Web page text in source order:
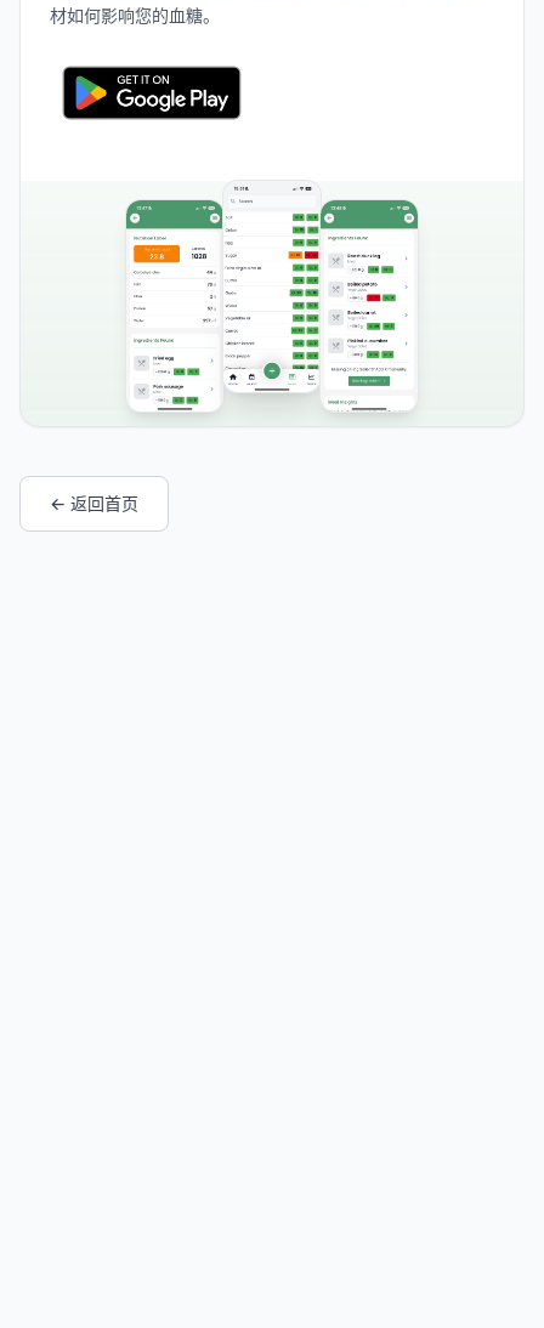
材如何影响您的血糖。
← 返回首页